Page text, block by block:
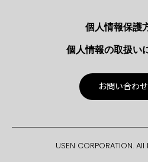
個人情報保護
個人情報の取扱い
お問い合わせ
USEN CORPORATION.